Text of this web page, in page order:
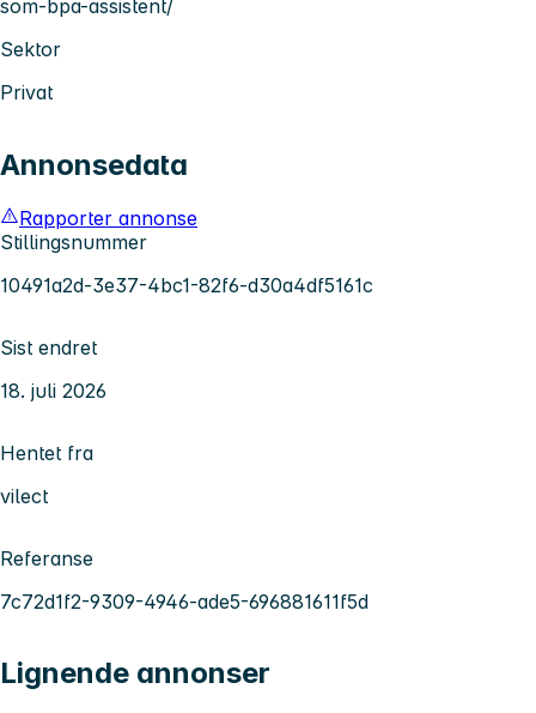
som-bpa-assistent/
Sektor
Privat
Annonsedata
Rapporter annonse
Stillingsnummer
10491a2d-3e37-4bc1-82f6-d30a4df5161c
Sist endret
18. juli 2026
Hentet fra
vilect
Referanse
7c72d1f2-9309-4946-ade5-696881611f5d
Lignende annonser